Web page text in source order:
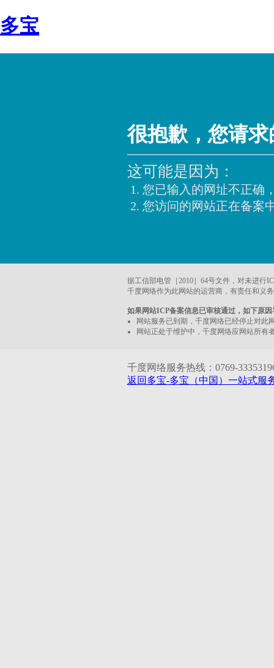
多宝
很抱歉，您请
这可能是因为：
您已输入的网址不正确
您访问的网站正在备案
据工信部电管［2010］64号文件，对未进行
千度网络作为此网站的运营商，有责任和义
如果网站ICP备案信息已审核通过，如下原
网站服务已到期，千度网络已经停止对此
网站正处于维护中，千度网络应网站所有
千度网络服务热线：0769-
返回多宝-多宝（中国）一站式服